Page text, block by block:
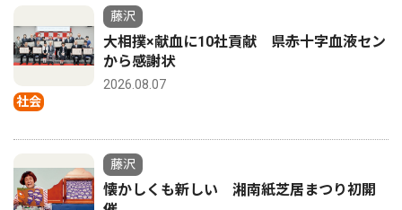
社会
藤沢
大相撲×献血に10社貢献 県赤十字血液セン
から感謝状
2026.08.07
藤沢
懐かしくも新しい 湘南紙芝居まつり初開